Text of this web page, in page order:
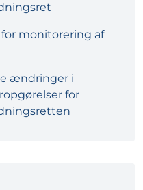
monitorering af
ændringer i
for